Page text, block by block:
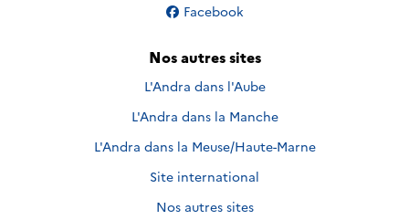
Nous suivre sur
Facebook
Nos autres sites
L'Andra dans l'Aube
L'Andra dans la Manche
L'Andra dans la Meuse/Haute-Marne
Site international
Nos autres sites